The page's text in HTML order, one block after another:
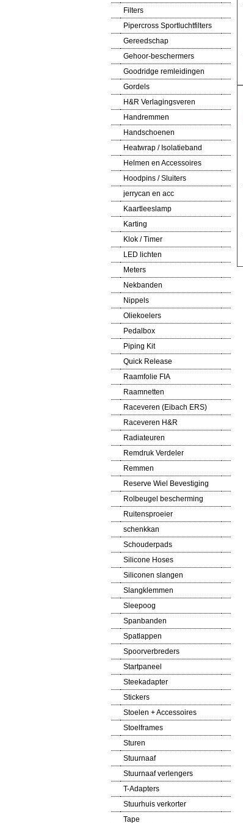
Filters
Pipercross Sportluchtfilters
Gereedschap
Gehoor-beschermers
Goodridge remleidingen
Gordels
H&R Verlagingsveren
Handremmen
Handschoenen
Heatwrap / Isolatieband
Helmen en Accessoires
Hoodpins / Sluiters
jerrycan en acc
Kaartleeslamp
Karting
Klok / Timer
LED lichten
Meters
Nekbanden
Nippels
Oliekoelers
Pedalbox
Piping Kit
Quick Release
Raamfolie FIA
Raamnetten
Raceveren (Eibach ERS)
Raceveren H&R
Radiateuren
Remdruk Verdeler
Remmen
Reserve Wiel Bevestiging
Rolbeugel bescherming
Ruitensproeier
schenkkan
Schouderpads
Silicone Hoses
Siliconen slangen
Slangklemmen
Sleepoog
Spanbanden
Spatlappen
Spoorverbreders
Startpaneel
Steekadapter
Stickers
Stoelen + Accessoires
Stoelframes
Sturen
Stuurnaaf
Stuurnaaf verlengers
T-Adapters
Stuurhuis verkorter
Tape